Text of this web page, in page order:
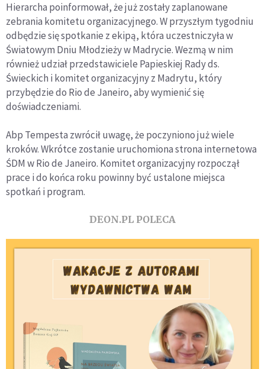
Hierarcha poinformował, że już zostały zaplanowane
zebrania komitetu organizacyjnego. W przyszłym tygodniu
odbędzie się spotkanie z ekipą, która uczestniczyła w
Światowym Dniu Młodzieży w Madrycie. Wezmą w nim
również udział przedstawiciele Papieskiej Rady ds.
Świeckich i komitet organizacyjny z Madrytu, który
przybędzie do Rio de Janeiro, aby wymienić się
doświadczeniami.
Abp Tempesta zwrócił uwagę, że poczyniono już wiele
kroków. Wkrótce zostanie uruchomiona strona internetowa
ŚDM w Rio de Janeiro. Komitet organizacyjny rozpoczął
prace i do końca roku powinny być ustalone miejsca
spotkań i program.
DEON.PL POLECA